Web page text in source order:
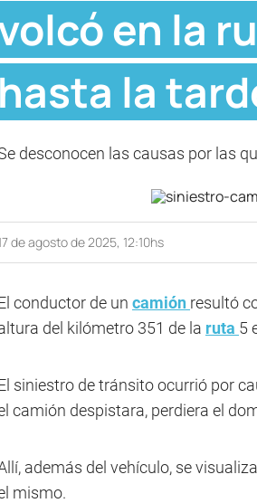
en la
hasta la
desconocen las causas por las
de agosto de 2025, 12:10hs
conductor de un camión resultó
del kilómetro 351 de la ruta 5
siniestro de tránsito ocurrió por
camión despistara, perdiera el
además del vehículo, se
mismo.